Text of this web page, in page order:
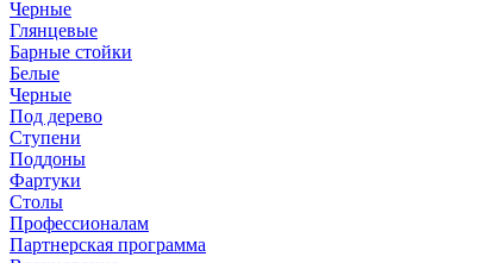
Черные
Глянцевые
Барные стойки
Белые
Черные
Под дерево
Ступени
Поддоны
Фартуки
Столы
Профессионалам
Партнерская программа